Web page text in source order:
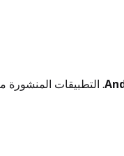
. التطبيقات المنشورة